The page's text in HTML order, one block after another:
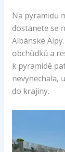
Na pyramidu
dostanete se
Albánské
obchůdků a
k pyramidě
nevynechala,
do krajiny.